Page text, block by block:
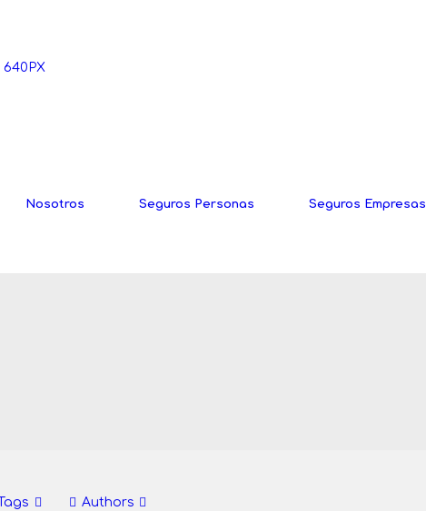
Nosotros Seguros Personas Seguros Empresas
Tags Authors